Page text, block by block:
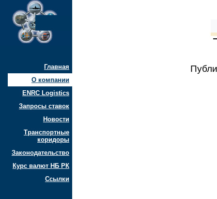
Главная
О компании
ENRC Logistics
Запросы ставок
Новости
Транспортные
коридоры
Законодательство
Курс валют НБ РК
Ссылки